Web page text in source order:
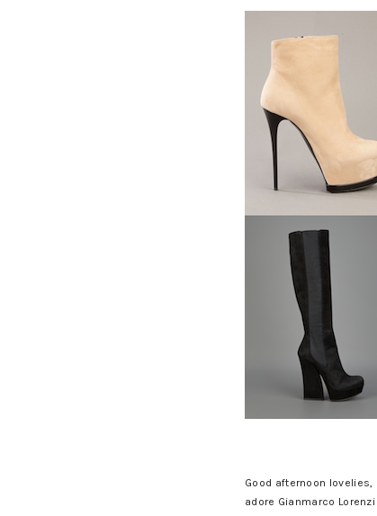
Good afternoon
adore Gianmarco